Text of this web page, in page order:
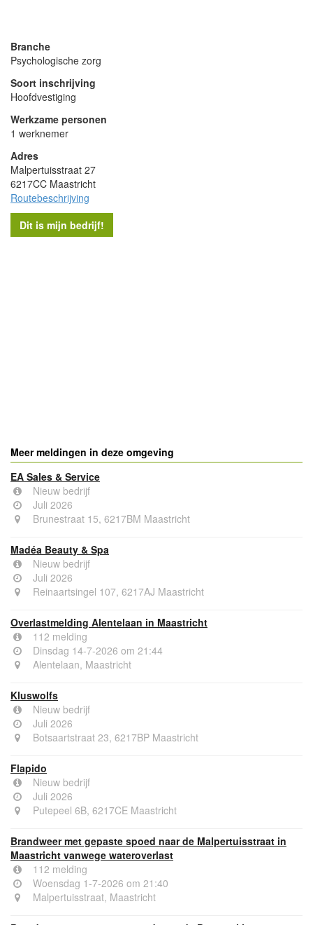
Branche
Psychologische zorg
Soort inschrijving
Hoofdvestiging
Werkzame personen
1 werknemer
Adres
Malpertuisstraat 27
6217CC Maastricht
Routebeschrijving
Meer meldingen in deze omgeving
EA Sales & Service
Nieuw bedrijf
Juli 2026
Brunestraat 15, 6217BM Maastricht
Madéa Beauty & Spa
Nieuw bedrijf
Juli 2026
Reinaartsingel 107, 6217AJ Maastricht
Overlastmelding Alentelaan in Maastricht
112 melding
Dinsdag 14-7-2026 om 21:44
Alentelaan, Maastricht
Kluswolfs
Nieuw bedrijf
Juli 2026
Botsaartstraat 23, 6217BP Maastricht
Flapido
Nieuw bedrijf
Juli 2026
Putepeel 6B, 6217CE Maastricht
Brandweer met gepaste spoed naar de Malpertuisstraat in
Maastricht vanwege wateroverlast
112 melding
Woensdag 1-7-2026 om 21:40
Malpertuisstraat, Maastricht